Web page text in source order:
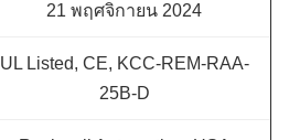
21 พฤศจิกายน 2024
UL Listed, CE, KCC-REM-RAA-
25B-D